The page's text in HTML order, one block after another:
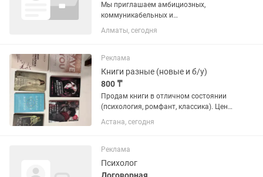
Мы приглашаем амбициозных,
коммуникабельных и
целеустремленных людей, уверенных в
своих силах, присоединиться к нашей
Coffee & Wine" в Алматы. Мы ищем тех,
кто...
Алматы, сегодня
Реклама
Книги разные (новые и б/у)
800 ₸
Продам книги в отличном состоянии
(психология, ромфант, классика). Цены
и статус (новое/б-у) указаны на фото.
На опт или при покупке нескольких
Астана, сегодня
Реклама
Психолог